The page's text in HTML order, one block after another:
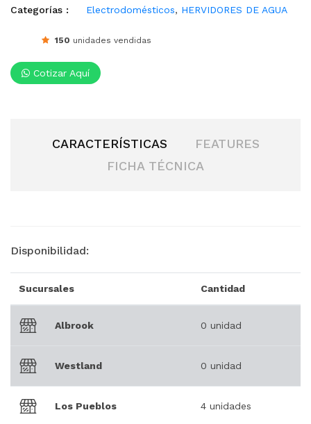
Categorías : Electrodomésticos, HERVIDORES DE AGUA
150 unidades vendidas
Cotizar Aquí
CARACTERÍSTICAS
FEATURES
FICHA TÉCNICA
Disponibilidad:
Sucursales Cantidad
Albrook 0 unidad
Westland 0 unidad
Los Pueblos 4 unidades